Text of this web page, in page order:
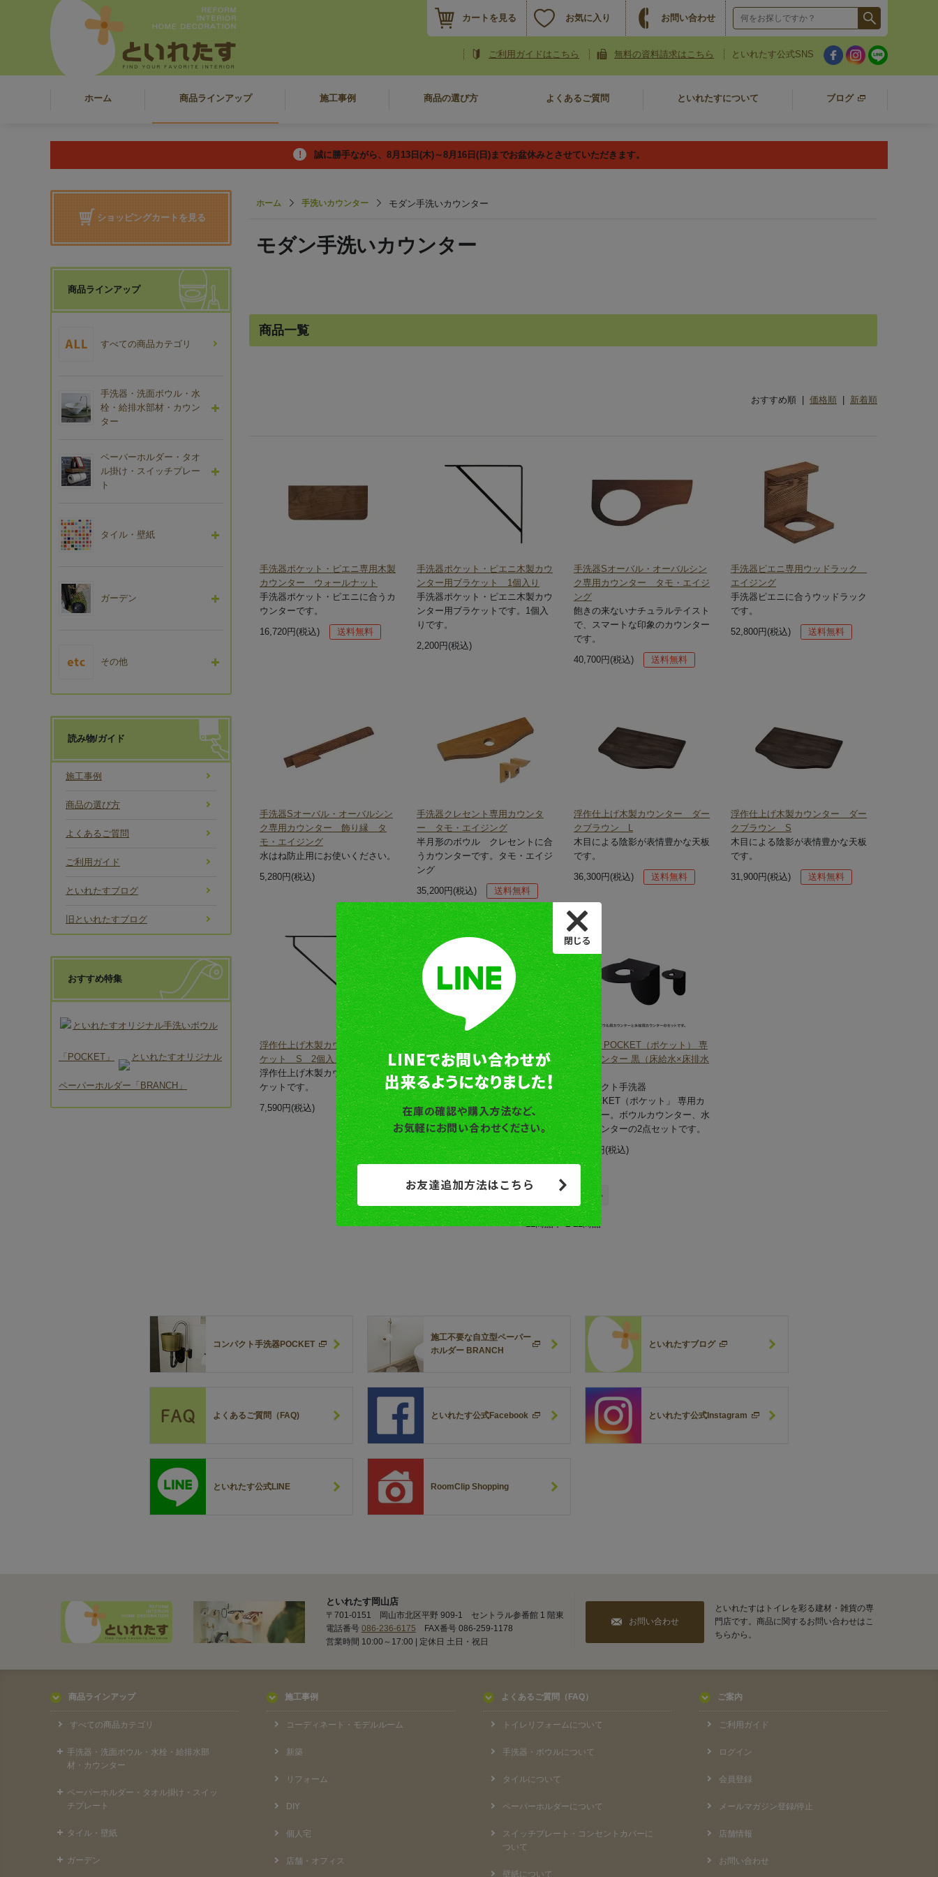
カートを見る お気に入り お問い合わせ
ご利用ガイドはこちら 無料の資料請求はこちら といれたす公式SNS
ホーム 商品ラインアップ 施工事例 商品の選び方 よくあるご質問 といれたすについて ブログ
誠に勝手ながら、8月13日(木)～8月16日(日)までお盆休みとさせていただきます。
ホーム 手洗いカウンター モダン手洗いカウンター
モダン手洗いカウンター
商品一覧
おすすめ順 | 価格順 新着順
手洗器ポケット・ピエニ専用木製
カウンター ウォールナット
手洗器ポケット・ピエニに合うカ
ウンターです。
16,720円(税込)
送料無料
手洗器ポケット・ピエニ木製カウ
ンター用ブラケット 1個入り
手洗器ポケット・ピエニ木製カウ
ンター用ブラケットです。1個入
りです。
2,200円(税込)
手洗器Sオーバル・オーバルシン
ク専用カウンター タモ・エイジ
ング
飽きの来ないナチュラルテイスト
で、スマートな印象のカウンター
です。
40,700円(税込)
送料無料
手洗器ピエニ専用ウッドラック
エイジング
手洗器ピエニに合うウッドラック
です。
52,800円(税込)
送料無料
手洗器Sオーバル・オーバルシン
ク専用カウンター 飾り縁 タ
モ・エイジング
水はね防止用にお使いください。
5,280円(税込)
手洗器クレセント専用カウンタ
ー タモ・エイジング
半月形のボウル クレセントに合
うカウンターです。タモ・エイジ
ング
35,200円(税込)
送料無料
浮作仕上げ木製カウンター ダー
クブラウン L
木目による陰影が表情豊かな天板
です。
36,300円(税込)
送料無料
浮作仕上げ木製カウンター ダー
クブラウン S
木目による陰影が表情豊かな天板
です。
31,900円(税込)
送料無料
浮作仕上げ木製カウンター用ブラ
ケット S 2個入り
浮作仕上げ木製カウンター用ブラ
ケットです。
7,590円(税込)
浮作仕上げ木製カウンター用ブラ
ケット L 2個入り
浮作仕上げ木製カウンター用ブラ
ケットです。
9,460円(税込)
手洗器 POCKET（ポケット） 専
用カウンター 黒（床給水×床排水
用）
コンパクト手洗器
「POCKET（ポケット」 専用カ
ウンター。ボウルカウンター、水
栓カウンターの2点セットです。
9,240円(税込)
Next »
11商品中 1-11商品
ショッピングカートを見る
商品ラインアップ
すべての商品カテゴリ
手洗器・洗面ボウル・水
栓・給排水部材・カウン
ター
ペーパーホルダー・タオ
ル掛け・スイッチプレー
ト
タイル・壁紙
ガーデン
その他
読み物/ガイド
施工事例
商品の選び方
よくあるご質問
ご利用ガイド
といれたすブログ
旧といれたすブログ
おすすめ特集
といれたすオリジナル手洗いボウル
「POCKET」 といれたすオリジナル
ペーパーホルダー「BRANCH」
コンパクト手洗器POCKET
施工不要な自立型ペーパー
ホルダー BRANCH
といれたすブログ
よくあるご質問（FAQ) といれたす公式Facebook といれたす公式Instagram
といれたす公式LINE RoomClip Shopping
といれたす岡山店
〒701-0151 岡山市北区平野 909-1 セントラル参番館 1 階東
電話番号 086-236-6175 FAX番号 086-259-1178
営業時間 10:00～17:00 | 定休日 土日・祝日
お問い合わせ
といれたすはトイレを彩る建材・雑貨の専
門店です。商品に関するお問い合わせはこ
ちらから。
商品ラインアップ
すべての商品カテゴリ
手洗器・洗面ボウル・水栓・給排水部
材・カウンター
ペーパーホルダー・タオル掛け・スイッ
チプレート
タイル・壁紙
ガーデン
施工事例
コーディネート・モデルルーム
新築
リフォーム
DIY
個人宅
店舗・オフィス
よくあるご質問（FAQ）
トイレリフォームについて
手洗器・ボウルについて
タイルについて
ペーパーホルダーについて
スイッチプレート・コンセントカバーに
ついて
壁紙について
ご案内
ご利用ガイド
ログイン
会員登録
メールマガジン登録/停止
店舗情報
お問い合わせ